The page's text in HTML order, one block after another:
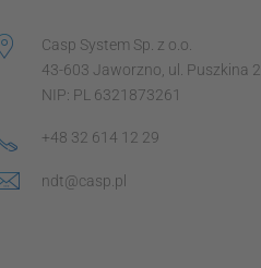
Casp System Sp. z o.o.
43-603 Jaworzno, ul. Puszkina 2
NIP: PL 6321873261
+48 32 614 12 29
ndt@casp.pl